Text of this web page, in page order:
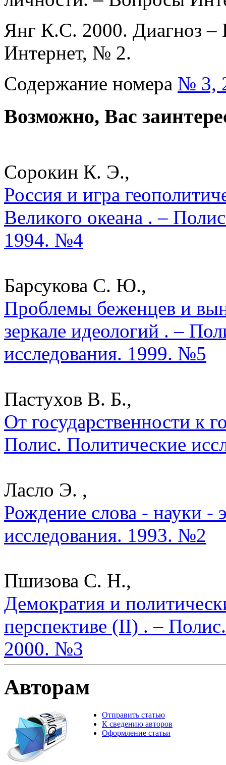
Янг К.С. 2000. Диагноз –
Интернет, № 2.
Содержание номера № 3,
Возможно, Вас
Сорокин К. Э.,
Россия и игра
Великого океана . –
1994. №4
Барсукова С. Ю.,
Проблемы беженцев и
зеркале идеологий . –
исследования. 1999. №5
Пастухов В. Б.,
От государственности к
Полис. Политические
Ласло Э. ,
Рождение слова - науки -
исследования. 1993. №2
Пшизова С. Н.,
Демократия и
перспективе (II) . –
2000. №3
Авторам
Отправить статью
К сведению авторов
Оформление статьи